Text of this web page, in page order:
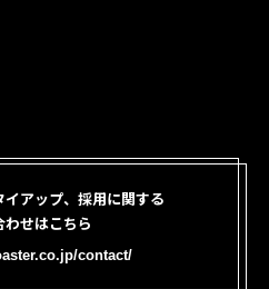
イアップ、採用に関する
わせはこちら
contact/